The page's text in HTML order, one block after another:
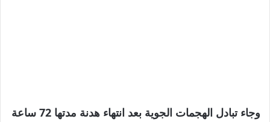
وجاء تبادل الهجمات الجوية بعد انتهاء هدنة مدتها 72 ساعة